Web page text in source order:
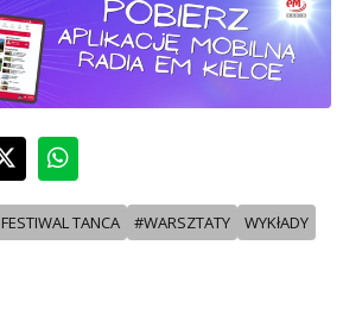
FESTIWAL TANCA #WARSZTATY WYKłADY